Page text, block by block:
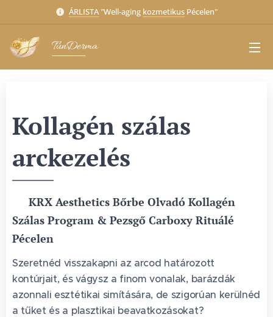
ÁRLISTA "Well-aging kozmetikus Pécelen"
TünDerma
Kollagén szálas
arckezelés
🧵 KRX Aesthetics Bőrbe Olvadó Kollagén
Szálas Program & Pezsgő Carboxy Rituálé
Pécelen
Szeretnéd visszakapni az arcod határozott
kontúrjait, és vágysz a finom vonalak, barázdák
azonnali esztétikai simítására, de szigorúan kerülnéd
a tűket és a plasztikai beavatkozásokat?